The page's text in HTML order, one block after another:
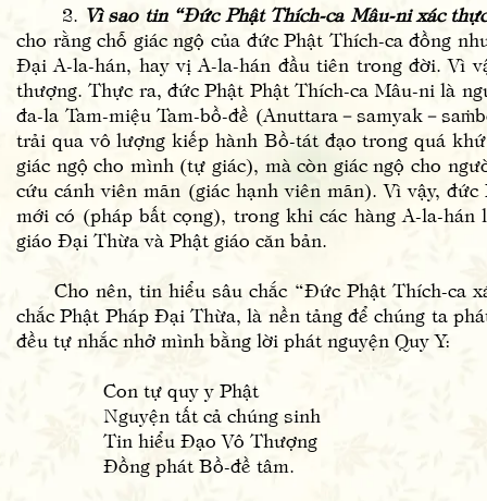
2. Vì sao tin “Đức Phật Thích-ca Mâu-ni xác
cho rằng chỗ giác ngộ của đức Phật Thích-ca đồng
Đại A-la-hán, hay vị A-la-hán đầu tiên trong đời. Vì
thượng. Thực ra, đức Phật Phật Thích-ca Mâu-ni là
đa-la Tam-miệu Tam-bồ-đề (Anuttara－samyak－
trải qua vô lượng kiếp hành Bồ-tát đạo trong quá
giác ngộ cho mình (tự giác), mà còn giác ngộ cho
cứu cánh viên mãn (giác hạnh viên mãn). Vì vậy,
mới có (pháp bất cọng), trong khi các hàng A-la-
giáo Đại Thừa và Phật giáo căn bản.
Cho nên, tin hiểu sâu chắc “Đức Phật Thích-ca
chắc Phật Pháp Đại Thừa, là nền tảng để chúng ta
đều tự nhắc nhở mình bằng lời phát nguyện Quy Y:
Con tự quy y Phật
Nguyện tất cả chúng sinh
Tin hiểu Đạo Vô Thượng
Đồng phát Bồ-đề tâm.